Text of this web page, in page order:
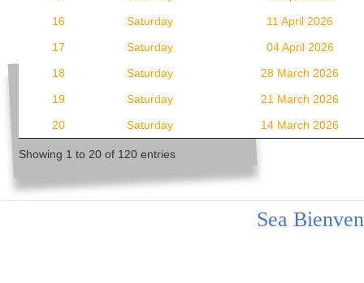
16
Saturday
11 April 2026
17
Saturday
04 April 2026
18
Saturday
28 March 2026
19
Saturday
21 March 2026
20
Saturday 14 March 2026
Showing 1 to 20 of 120 entries
Sea